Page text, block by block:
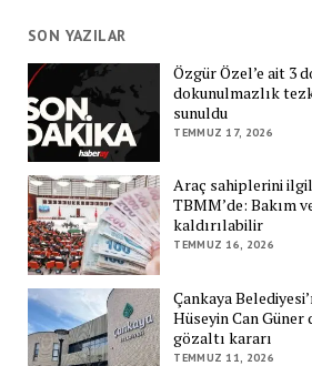
SON YAZILAR
Özgür Özel’e ait 3
dokunulmazlık
sunuldu
TEMMUZ 17, 2026
Araç sahiplerini
TBMM’de: Bakım
kaldırılabilir
TEMMUZ 16, 2026
Çankaya
Hüseyin Can Güner
gözaltı kararı
TEMMUZ 11, 2026